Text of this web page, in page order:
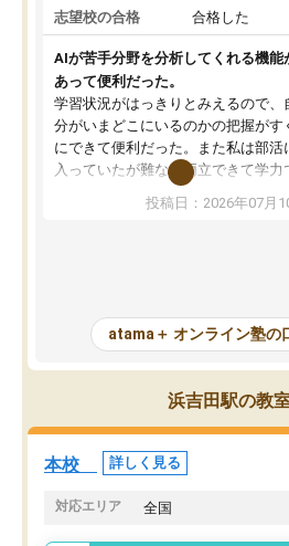
志望校の合格 合格した
AIが苦手分野を分析してくれる機能
あって便利だった。
学習状況がはっきりとみえるので、
分がいまどこにいるのかの把握がす
にできて便利だった。また私は部活
入っていたが難なく両立できて学力
も部活でも結果を残すことができてよ
かった。また問題演習の際に、自分
が、自分で自分の管理ができない人
とっては難しい部分もあるのではな
かと思った。
投稿日：2026年07月
atama＋ オンライン塾の
浜吉田駅の教
本校 詳しく見る
対応エリア 全国